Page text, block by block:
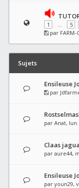
1 … 5
par
Sujets
Ensileuse
par
par Anat,
Claas
par aure44,
Ensileuse
par youn29,